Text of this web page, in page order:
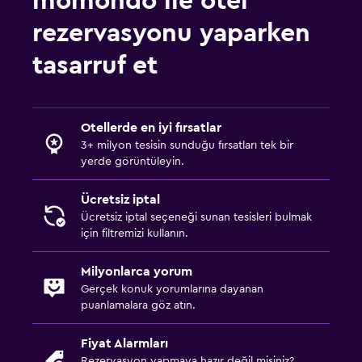
rezervasyonu yaparken
tasarruf et
Otellerde en iyi fırsatlar
3+ milyon tesisin sunduğu fırsatları tek bir
yerde görüntüleyin.
Ücretsiz iptal
Ücretsiz iptal seçeneği sunan tesisleri bulmak
için filtremizi kullanın.
Milyonlarca yorum
Gerçek konuk yorumlarına dayanan
puanlamalara göz atın.
Fiyat Alarmları